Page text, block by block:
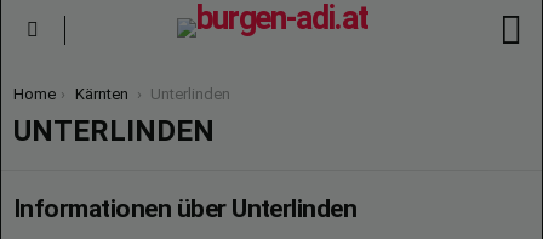
You are here:
Home Kärnten Unterlinden
UNTERLINDEN
Informationen über Unterlinden